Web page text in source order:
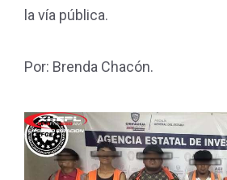
la vía pública.
Por: Brenda Chacón.